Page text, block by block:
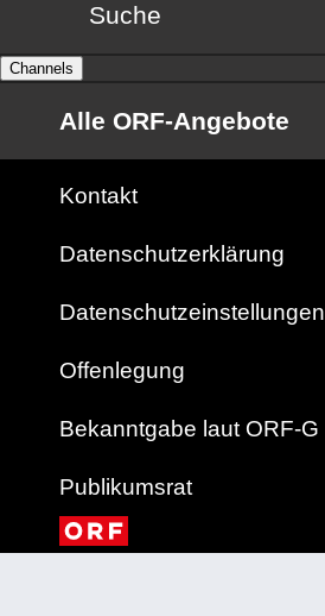
Suche
Channels
Alle ORF-Angebote
Kontakt
Datenschutzerklärung
Datenschutzeinstellungen
Offenlegung
Bekanntgabe laut ORF-G
Publikumsrat